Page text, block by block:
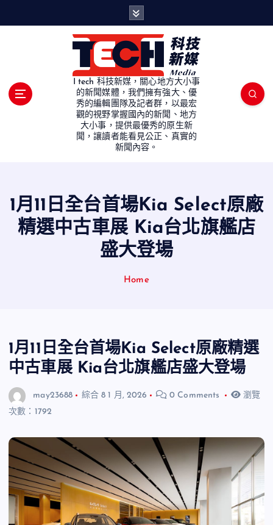
I tech 科技新媒，關心地方大小事
的新聞媒體，我們擁有強大、優
秀的編輯團隊及記者群，以最宏
觀的視野掌握國內的新聞、地方
大小事，提供最優秀的原生新
聞，讓讀者能看見公正、真實的
新聞內容。
1月11日全台首場Kia Select原廠
精選中古車展 Kia台北旗艦店
盛大登場
Home
1月11日全台首場Kia Select原廠精選
中古車展 Kia台北旗艦店盛大登場
may23688 綜合 8 1 月, 2026 0 Comments
瀏覽
次數：1792